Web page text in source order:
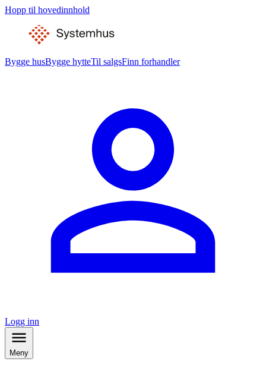
Hopp til hovedinnhold
Bygge husBygge hytteTil salgsFinn forhandler
Logg inn
Meny